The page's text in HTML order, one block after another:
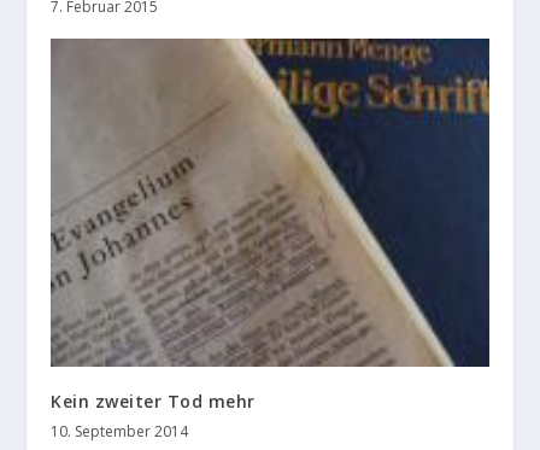
7. Februar 2015
Kein zweiter Tod mehr
10. September 2014